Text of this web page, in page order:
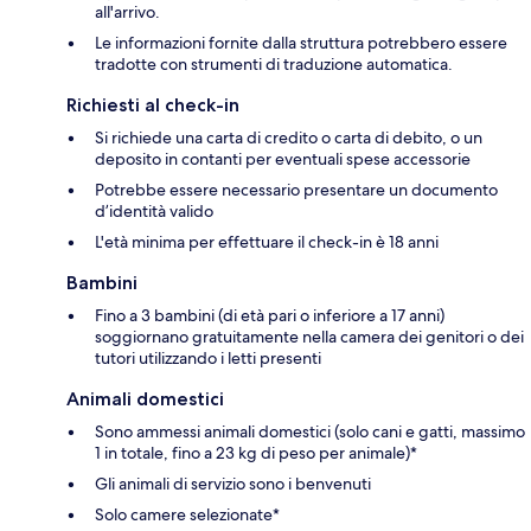
all'arrivo.
Le informazioni fornite dalla struttura potrebbero essere
tradotte con strumenti di traduzione automatica.
Richiesti al check-in
Si richiede una carta di credito o carta di debito, o un
deposito in contanti per eventuali spese accessorie
Potrebbe essere necessario presentare un documento
d’identità valido
L'età minima per effettuare il check-in è 18 anni
Bambini
Fino a 3 bambini (di età pari o inferiore a 17 anni)
soggiornano gratuitamente nella camera dei genitori o dei
tutori utilizzando i letti presenti
Animali domestici
Sono ammessi animali domestici (solo cani e gatti, massimo
1 in totale, fino a 23 kg di peso per animale)*
Gli animali di servizio sono i benvenuti
Solo camere selezionate*